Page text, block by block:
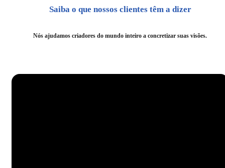
Saiba o que nossos clientes têm a dizer
Nós ajudamos criadores do mundo inteiro a concretizar suas visões.